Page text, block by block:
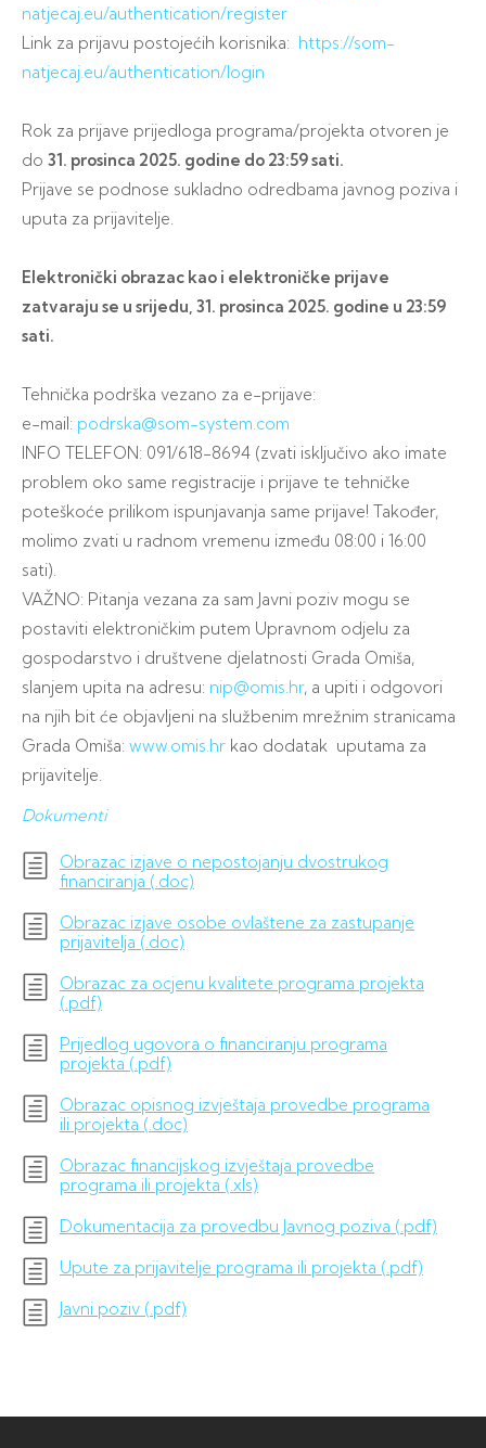
natjecaj.eu/authentication/register
Link za prijavu postojećih korisnika: https://som-
natjecaj.eu/authentication/login
Rok za prijave prijedloga programa/projekta otvoren je
do 31. prosinca 2025. godine do 23:59 sati.
Prijave se podnose sukladno odredbama javnog poziva i
uputa za prijavitelje.
Elektronički obrazac kao i elektroničke prijave
zatvaraju se u srijedu, 31. prosinca 2025. godine u 23:59
sati.
Tehnička podrška vezano za e-prijave:
e-mail: podrska@som-system.com
INFO TELEFON: 091/618-8694 (zvati isključivo ako imate
problem oko same registracije i prijave te tehničke
poteškoće prilikom ispunjavanja same prijave! Također,
molimo zvati u radnom vremenu između 08:00 i 16:00
sati).
VAŽNO: Pitanja vezana za sam Javni poziv mogu se
postaviti elektroničkim putem Upravnom odjelu za
gospodarstvo i društvene djelatnosti Grada Omiša,
slanjem upita na adresu: nip@omis.hr, a upiti i odgovori
na njih bit će objavljeni na službenim mrežnim stranicama
Grada Omiša: www.omis.hr kao dodatak uputama za
prijavitelje.
Dokumenti
Obrazac izjave o nepostojanju dvostrukog
financiranja (.doc)
Obrazac izjave osobe ovlaštene za zastupanje
prijavitelja (.doc)
Obrazac za ocjenu kvalitete programa projekta
(.pdf)
Prijedlog ugovora o financiranju programa
projekta (.pdf)
Obrazac opisnog izvještaja provedbe programa
ili projekta (.doc)
Obrazac financijskog izvještaja provedbe
programa ili projekta (.xls)
Dokumentacija za provedbu Javnog poziva (.pdf)
Upute za prijavitelje programa ili projekta (.pdf)
Javni poziv (.pdf)